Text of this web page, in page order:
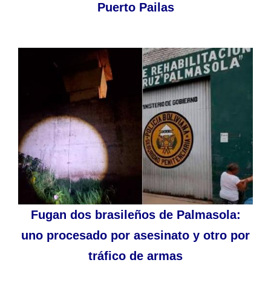
Puerto Pailas
Fugan dos brasileños de Palmasola:
uno procesado por asesinato y otro por
tráfico de armas